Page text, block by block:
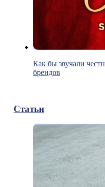
Как бы звучали
брендов
Статьи